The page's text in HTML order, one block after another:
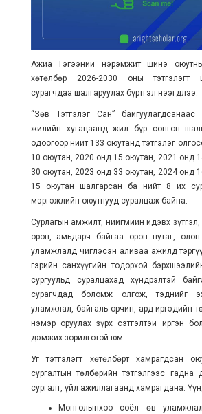
Ажиа Гэгээний нэрэмжит шинэ
хөтөлбөр 2026-2030 оны тэтгэлэгт
сурагчдаа шалгаруулах бүртгэл нээгдлээ.
“Зөв Тэтгэлэг Сан”
жилийн хугацаанд жил бүр сонгон
одоогоор нийт 133 оюутанд тэтгэлэг
10 оюутан, 2020 онд 15 оюутан, 2021 онд
30 оюутан, 2023 онд 33 оюутан, 2024 онд
15 оюутан шалгарсан ба нийт 8 их
мэргэжлийн оюутнууд суралцаж байна.
Сурлагын амжилт, нийгмийн идэвх
орон, амьдарч байгаа орон нутаг,
уламжлалд чиглэсэн аливаа ажилд
гэрийн санхүүгийн тодорхой
сургуульд суралцахад хүндрэлтэй
сурагчдад боломж олгож, тэднийг
уламжлал, байгаль орчин, ард иргэдийн
нэмэр оруулах зүрх сэтгэлтэй иргэн
дэмжих зорилготой юм.
Уг тэтгэлэгт хөтөлбөрт хамрагдсан
сургалтын төлбөрийн тэтгэлгээс гадна
сургалт, үйл ажиллагаанд хамрагдана.
Монголынхоо соёл өв